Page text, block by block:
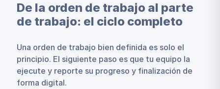
De la orden de trabajo al parte
de trabajo: el ciclo completo
Una orden de trabajo bien definida es solo el
principio. El siguiente paso es que tu equipo la
ejecute y reporte su progreso y finalización de
forma digital.